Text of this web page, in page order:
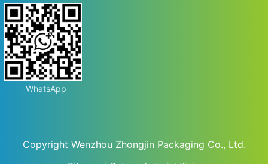
WhatsApp
Copyright Wenzhou Zhongjin Packaging Co., Ltd.